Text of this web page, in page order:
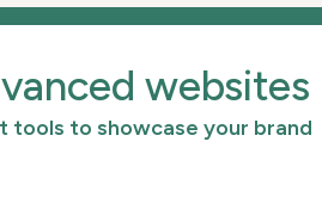
websites
tools to showcase your brand